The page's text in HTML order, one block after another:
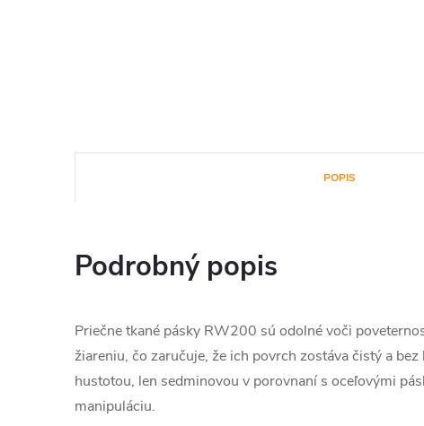
POPIS
Podrobný popis
Priečne tkané pásky RW200 sú odolné voči
žiareniu, čo zaručuje, že ich povrch zostáva čistý a
hustotou, len sedminovou v porovnaní s oceľovými
manipuláciu.